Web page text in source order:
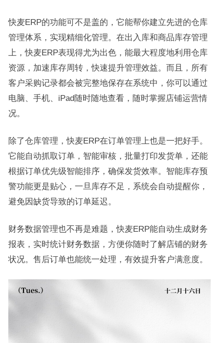
快麦ERP的功能可不是盖的，它能帮你建立先进的仓库
管理体系，实现精细化管理。在出入库和商品库存管理
上，快麦ERP表现得尤为出色，能最大程度地利用仓库
资源，加速库存周转，快速提升管理效益。而且，所有
客户采购记录都会被完整地保存在系统中，你可以通过
电脑、手机、iPad随时随地查看，随时掌握店铺运营情
况。
除了仓库管理，快麦ERP在订单管理上也是一把好手。
它能自动抓取订单，智能审核，批量打印发货单，还能
根据订单优先级智能排序，确保发货效率。智能库存预
警功能更是贴心，一旦库存不足，系统会自动提醒你，
避免因缺货导致的订单延迟。
财务数据管理也不再是难题，快麦ERP能自动生成财务
报表，实时统计财务数据，方便你随时了解店铺的财务
状况。售后订单也能统一处理，有效提升客户满意度。